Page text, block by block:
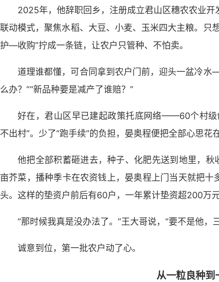
2025年，他辞职回乡，注册成立君山区穗农农业
联动模式，聚焦水稻、大豆、小麦、玉米四大主粮。
护—收购”拧成一条链，让农户只管种、不怕卖。
道理谁都懂，可合同拿到农户门前，迎头一盆冷
么办？”“新品种要是减产了谁赔？”
好在，君山区早已建起政策托底网络——60个村级
不出村”。少了“跑手续”的负担，晏奥程便把全部心思
他把全部积蓄砸进去，种子、化肥先送到地里，
亩芥菜，播种季卡在农资钱上，晏奥程上门当天就把
头。这样的垫资户前后有60户，一年累计垫资超200万
“那时候我真是没办法了。”王大哥说，“要不是他，
诚意到位，第一批农户动了心。
从一粒良种到